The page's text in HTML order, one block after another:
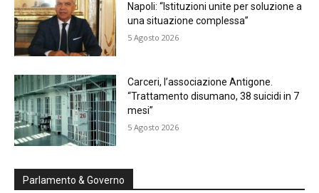
Napoli: “Istituzioni unite per soluzione a
una situazione complessa”
5 Agosto 2026
Carceri, l’associazione Antigone.
“Trattamento disumano, 38 suicidi in 7
mesi”
5 Agosto 2026
Parlamento & Governo